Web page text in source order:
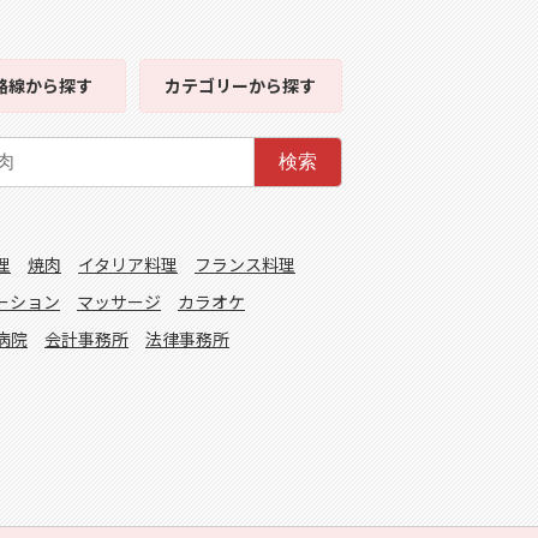
線から探す カテゴリーから探す
検索
焼肉 イタリア料理
フランス料理
ション マッサージ
カラオケ
院 会計事務所 法律事務所